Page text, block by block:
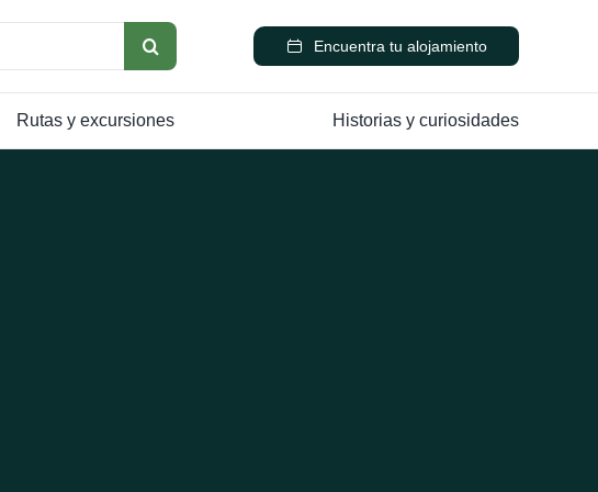
Encuentra tu alojamiento
Rutas y excursiones Historias y curiosidades